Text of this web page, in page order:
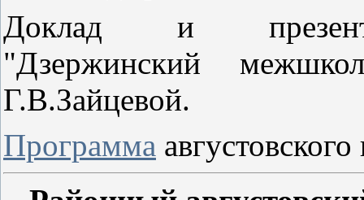
Доклад и
"Дзержинский
Г.В.Зайцевой.
Программа